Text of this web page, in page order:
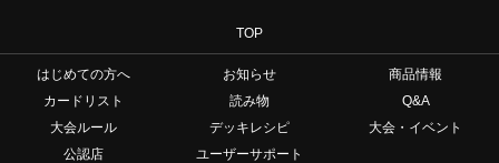
TOP
はじめての方へ お知らせ
商品情報
カードリスト
読み物
Q&A
大会ルール
デッキレシピ
大会・イベント
公認店
ユーザーサポート